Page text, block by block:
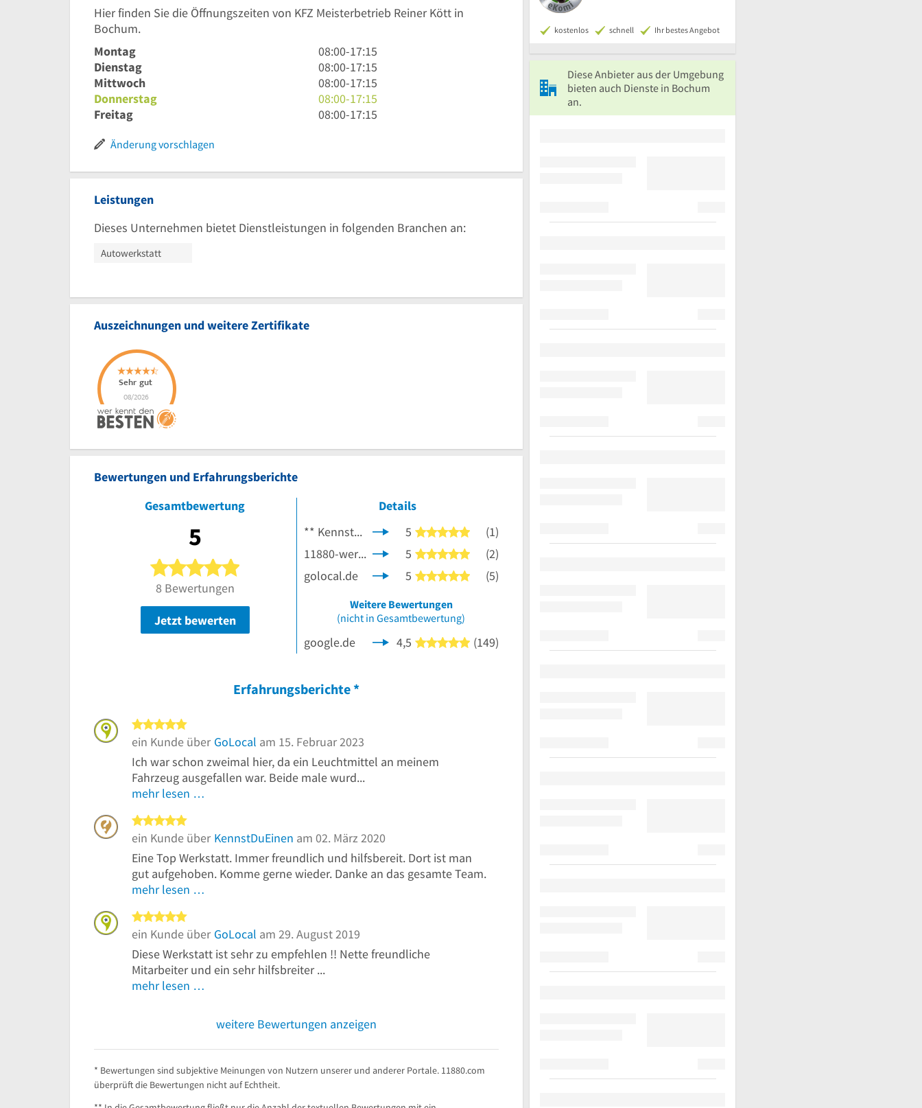
Hier finden Sie die Öffnungszeiten von KFZ Meisterbetrieb Reiner Kött in
Bochum.
Montag
8
Uhr
bis
17
Uhr
08:00-17:15
Dienstag
8
Uhr
bis
17
08:00-17:15
Mittwoch
8
Uhr
bis
08:00-17:15
Donnerstag
8
Uhr
15
08:00-17:15
Freitag
8
Uhr
08:00-17:15
Änderung vorschlagen
Leistungen
Dieses Unternehmen bietet Dienstleistungen in folgenden Branchen an:
Autowerkstatt
Auszeichnungen und weitere Zertifikate
Bewertungen und Erfahrungsberichte
Gesamtbewertung
5
5 von 5 Sternen
8 Bewertungen
Jetzt bewerten
Details
**
KennstDuEinen.de 5 5 von 5 Sternen
(1)
11880-werkstatt.com
5 5 von 5 Sternen
(2)
golocal.de
5 5 von 5 Sternen
(5)
Weitere Bewertungen
(nicht in Gesamtbewertung)
google.de 4,5 5 von 5 Sternen
(149)
Erfahrungsberichte *
ein Kunde über GoLocal am 15. Februar 2023
Ich war schon zweimal hier, da ein Leuchtmittel an meinem
Fahrzeug ausgefallen war. Beide male wurd...
mehr lesen …
ein Kunde über KennstDuEinen am 02. März 2020
Eine Top Werkstatt. Immer freundlich und hilfsbereit. Dort ist man
gut aufgehoben. Komme gerne wieder. Danke an das gesamte Team.
mehr lesen …
ein Kunde über GoLocal am 29. August 2019
Diese Werkstatt ist sehr zu empfehlen !! Nette freundliche
Mitarbeiter und ein sehr hilfsbreiter ...
mehr lesen …
weitere Bewertungen anzeigen
* Bewertungen sind subjektive Meinungen von Nutzern unserer und anderer Portale. 11880.com
überprüft die Bewertungen nicht auf Echtheit.
kostenlos schnell Ihr bestes Angebot
Diese Anbieter aus der Umgebung
bieten auch Dienste in Bochum
an.